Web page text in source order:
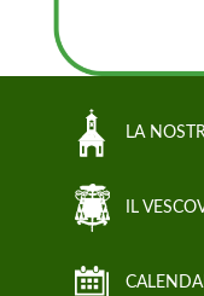
LA
IL